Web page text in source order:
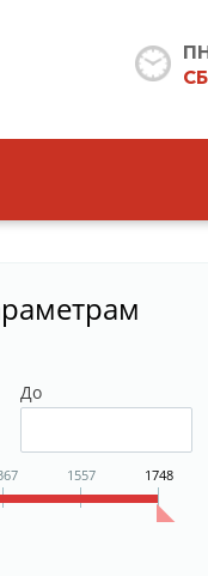
До
1557 1748